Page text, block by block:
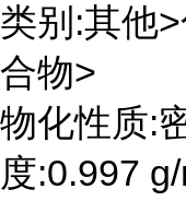
类别:其他
合物>
物化性质:
度:0.997